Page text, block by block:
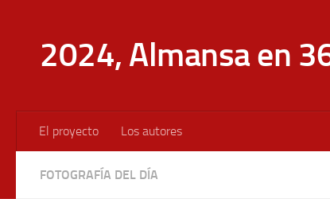
2024, Almansa en
El proyecto Los autores
FOTOGRAFÍA DEL DÍA